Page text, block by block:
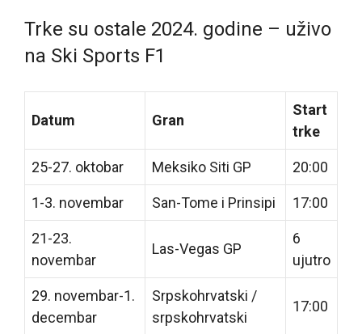
Trke su ostale 2024. godine – uživo
na Ski Sports F1
Datum Gran
Start
trke
25-27. oktobar Meksiko Siti GP 20:00
1-3. novembar San-Tome i Prinsipi 17:00
21-23.
novembar
Las-Vegas GP
6
ujutro
29. novembar-1.
decembar
Srpskohrvatski /
srpskohrvatski
17:00